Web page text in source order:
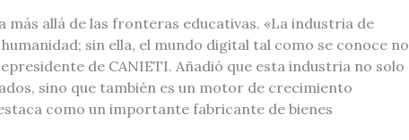
más allá de las fronteras educativas. «La industria de
sin ella, el mundo digital tal como se conoce no
de CANIETI. Añadió que esta industria no solo
sino que también es un motor de crecimiento
como un importante fabricante de bienes